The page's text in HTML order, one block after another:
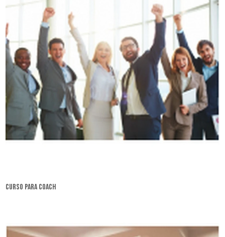
curso para coach